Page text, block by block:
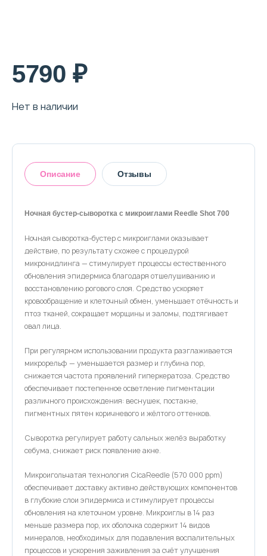
О магазине
Доставка и оплата
Контактная информация
5790 ₽
Нет в наличии
Описание Отзывы
Ночная бустер-сыворотка с микроиглами Reedle Shot 700
Ночная сыворотка-бустер с микроиглами оказывает
действие, по результату схожее с процедурой
микронидлинга — стимулирует процессы естественного
обновления эпидермиса благодаря отшелушиванию и
восстановлению рогового слоя. Средство ускоряет
кровообращение и клеточный обмен, уменьшает отёчность и
птоз тканей, сокращает морщины и заломы, подтягивает
овал лица.
При регулярном использовании продукта разглаживается
микрорельф — уменьшается размер и глубина пор,
снижается частота проявлений гиперкератоза. Средство
обеспечивает постепенное осветление пигментации
различного происхождения: веснушек, постакне,
пигментных пятен коричневого и жёлтого оттенков.
Сыворотка регулирует работу сальных желёз выработку
себума, снижает риск появление акне.
Микроигольчатая технология CicaReedle (570 000 ppm)
обеспечивает доставку активно действующих компонентов
в глубокие слои эпидермиса и стимулирует процессы
обновления на клеточном уровне. Микроиглы в 14 раз
меньше размера пор, их оболочка содержит 14 видов
минералов, необходимых для подавления воспалительных
процессов и ускорения заживления за счёт улучшения
Оставить отзыв